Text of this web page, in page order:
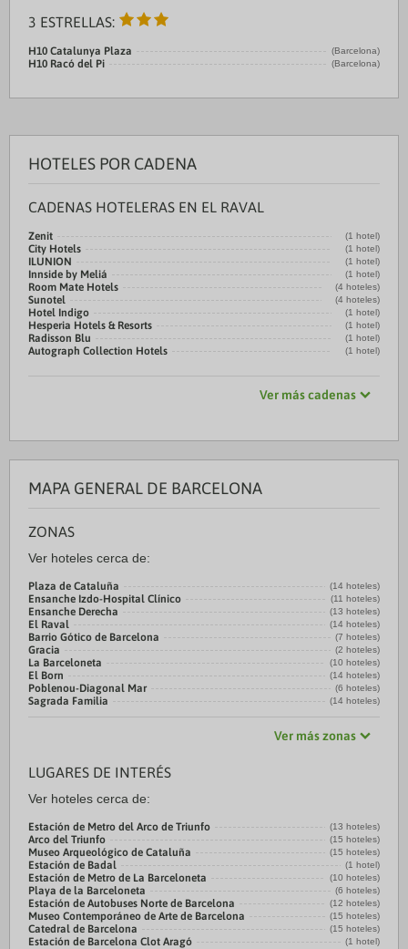
3 ESTRELLAS:
H10 Catalunya Plaza (Barcelona)
H10 Racó del Pi (Barcelona)
HOTELES POR CADENA
CADENAS HOTELERAS EN EL RAVAL
Zenit (1 hotel)
City Hotels (1 hotel)
ILUNION (1 hotel)
Innside by Meliá (1 hotel)
Room Mate Hotels (4 hoteles)
Sunotel (4 hoteles)
Hotel Indigo (1 hotel)
Hesperia Hotels & Resorts (1 hotel)
Radisson Blu (1 hotel)
Autograph Collection Hotels (1 hotel)
Ver más cadenas
MAPA GENERAL DE BARCELONA
ZONAS
Ver hoteles cerca de:
Plaza de Cataluña (14 hoteles)
Ensanche Izdo-Hospital Clínico (11 hoteles)
Ensanche Derecha (13 hoteles)
El Raval (14 hoteles)
Barrio Gótico de Barcelona (7 hoteles)
Gracia (2 hoteles)
La Barceloneta (10 hoteles)
El Born (14 hoteles)
Poblenou-Diagonal Mar (6 hoteles)
Sagrada Familia (14 hoteles)
Ver más zonas
LUGARES DE INTERÉS
Ver hoteles cerca de:
Estación de Metro del Arco de Triunfo (13 hoteles)
Arco del Triunfo (15 hoteles)
Museo Arqueológico de Cataluña (15 hoteles)
Estación de Badal (1 hotel)
Estación de Metro de La Barceloneta (10 hoteles)
Playa de la Barceloneta (6 hoteles)
Estación de Autobuses Norte de Barcelona (12 hoteles)
Museo Contemporáneo de Arte de Barcelona (15 hoteles)
Catedral de Barcelona (15 hoteles)
Estación de Barcelona Clot Aragó (1 hotel)